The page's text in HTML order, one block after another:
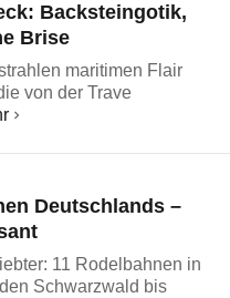
Backsteingotik,
Brise
maritimen Flair
von der Trave
Deutschlands –
11 Rodelbahnen in
Schwarzwald bis